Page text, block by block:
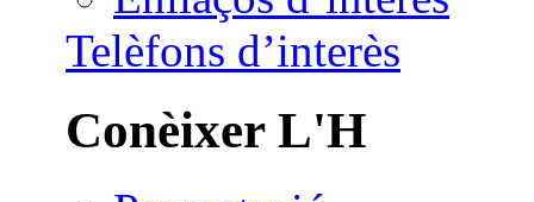
Telèfons d’interès
Conèixer L'H